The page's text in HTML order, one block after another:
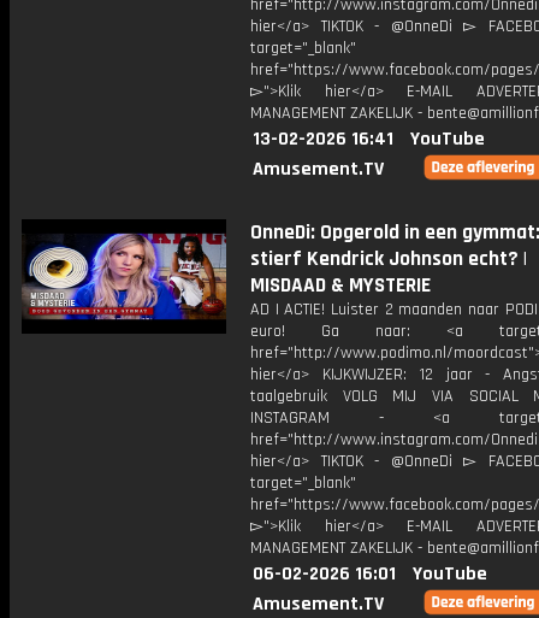
href="http://www.instagram.com/
hier</a> TIKTOK - @OnneDi ▻
target="_blank"
href="https://www.facebook.com/pages/
▻">Klik hier</a> E-MAIL
MANAGEMENT ZAKELIJK -
13-02-2026 16:41
YouTube
Amusement.TV
OnneDi: Opgerold in een
stierf Kendrick Johnson echt? |
MISDAAD & MYSTERIE
AD | ACTIE! Luister 2 maanden naar
euro! Ga naar: <a
href="http://www.podimo.nl/
hier</a> KIJKWIJZER: 12 jaar -
taalgebruik VOLG MIJ VIA SOCIAL
INSTAGRAM - <a
href="http://www.instagram.com/
hier</a> TIKTOK - @OnneDi ▻
target="_blank"
href="https://www.facebook.com/pages/
▻">Klik hier</a> E-MAIL
MANAGEMENT ZAKELIJK -
06-02-2026 16:01
YouTube
Amusement.TV